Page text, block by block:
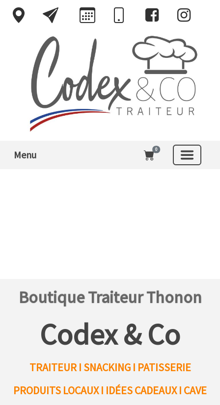
Menu 0
Boutique Traiteur Thonon
Codex & Co
TRAITEUR I SNACKING I PATISSERIE
PRODUITS LOCAUXI IDÉES CADEAUX I CAVE